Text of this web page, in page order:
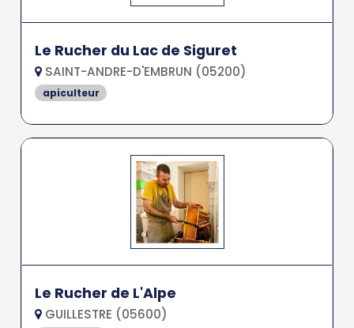
Le Rucher du Lac de Siguret
SAINT-ANDRE-D'EMBRUN (05200)
apiculteur
Le Rucher de L'Alpe
GUILLESTRE (05600)